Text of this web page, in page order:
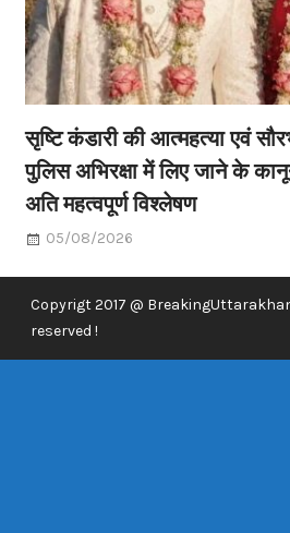
सृष्टि कंडारी की आत्महत्या एवं
पुलिस अभिरक्षा में लिए जाने के
अति महत्वपूर्ण विश्लेषण
05/08/2026
Copyrigt 2017 @
reserved !